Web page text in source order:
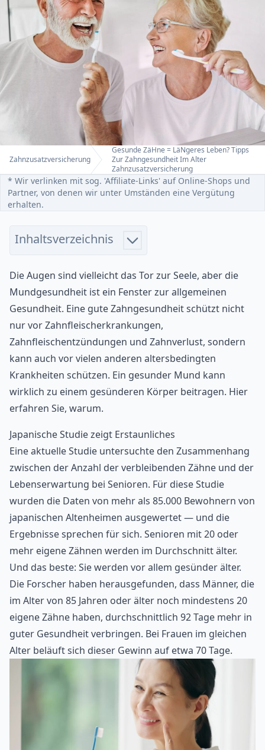
Home
Zahnzusatzversicherung
Gesunde ZäHne = LäNgeres Leben? Tipps
Zur Zahngesundheit Im Alter
Zahnzusatzversicherung
* Wir verlinken mit sog. 'Affiliate-Links' auf Online-Shops und
Partner, von denen wir unter Umständen eine Vergütung
erhalten.
Die Augen sind vielleicht das Tor zur Seele, aber die
Mundgesundheit ist ein Fenster zur allgemeinen
Gesundheit. Eine gute Zahngesundheit schützt nicht
nur vor Zahnfleischerkrankungen,
Zahnfleischentzündungen und Zahnverlust, sondern
kann auch vor vielen anderen altersbedingten
Krankheiten schützen. Ein gesunder Mund kann
wirklich zu einem gesünderen Körper beitragen. Hier
erfahren Sie, warum.
Japanische Studie zeigt Erstaunliches
Eine aktuelle Studie untersuchte den Zusammenhang
zwischen der Anzahl der verbleibenden Zähne und der
Lebenserwartung bei Senioren. Für diese Studie
wurden die Daten von mehr als 85.000 Bewohnern von
japanischen Altenheimen ausgewertet — und die
Ergebnisse sprechen für sich. Senioren mit 20 oder
mehr eigene Zähnen werden im Durchschnitt älter.
Und das beste: Sie werden vor allem gesünder älter.
Die Forscher haben herausgefunden, dass Männer, die
im Alter von 85 Jahren oder älter noch mindestens 20
eigene Zähne haben, durchschnittlich 92 Tage mehr in
guter Gesundheit verbringen. Bei Frauen im gleichen
Alter beläuft sich dieser Gewinn auf etwa 70 Tage.
Inhaltsverzeichnis